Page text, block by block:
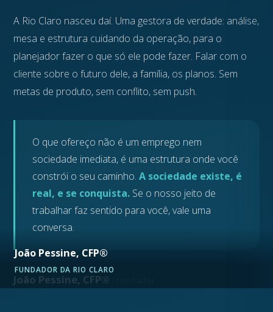
João Pessine, CFP®
FUNDADOR DA RIO CLARO
A Rio Claro nasceu daí. Uma gestora de verdade: análise,
mesa e estrutura cuidando da operação, para o
planejador fazer o que só ele pode fazer. Falar com o
cliente sobre o futuro dele, a família, os planos. Sem
metas de produto, sem conflito, sem push.
O que ofereço não é um emprego nem
sociedade imediata, é uma estrutura onde você
constrói o seu caminho. A sociedade existe, é
real, e se conquista.Se o nosso jeito de
trabalhar faz sentido para você, vale uma
conversa.
João Pessine, CFP®